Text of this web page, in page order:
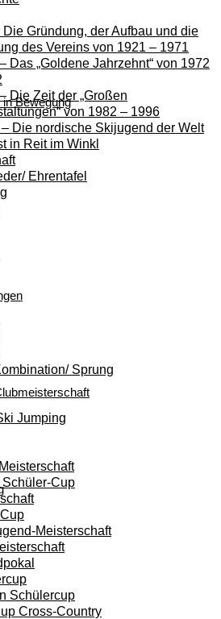
Bewegung
Die Gründung, der Aufbau und die
des Vereins von 1921 – 1971
Das „Goldene Jahrzehnt“ von 1972
Die Zeit der „Großen
von 1982 – 1996
– Die nordische Skijugend der Welt
in Reit im Winkl
Ehrentafel
Sprung
Jumping
Cup
Meisterschaft
Schülercup
Cross-Country